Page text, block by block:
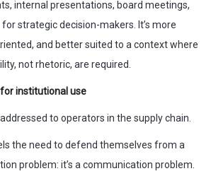
internal presentations, board meetings,
strategic decision-makers. It’s more
and better suited to a context where
not rhetoric, are required.
institutional use
to operators in the supply chain.
the need to defend themselves from a
problem: it’s a communication problem.